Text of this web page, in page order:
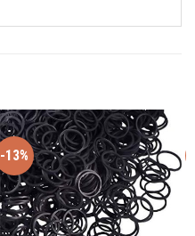
-13%